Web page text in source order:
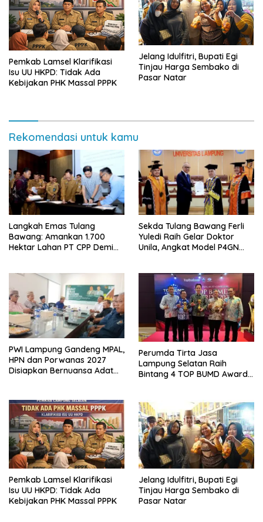
Pemkab Lamsel Klarifikasi
Isu UU HKPD: Tidak Ada
Kebijakan PHK Massal PPPK
Jelang Idulfitri, Bupati Egi
Tinjau Harga Sembako di
Pasar Natar
Rekomendasi untuk kamu
Langkah Emas Tulang
Bawang: Amankan 1.700
Hektar Lahan PT CPP Demi
Sekda Tulang Bawang Ferli
Yuledi Raih Gelar Doktor
Unila, Angkat Model P4GN
PWI Lampung Gandeng MPAL,
HPN dan Porwanas 2027
Disiapkan Bernuansa Adat
Perumda Tirta Jasa
Lampung Selatan Raih
Bintang 4 TOP BUMD Awards
Pemkab Lamsel Klarifikasi
Isu UU HKPD: Tidak Ada
Kebijakan PHK Massal PPPK
Jelang Idulfitri, Bupati Egi
Tinjau Harga Sembako di
Pasar Natar